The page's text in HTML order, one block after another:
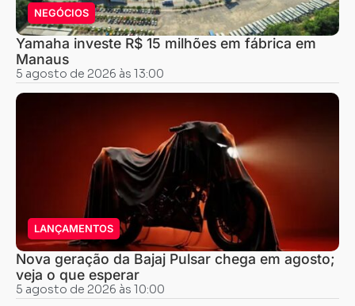
NEGÓCIOS
Yamaha investe R$ 15 milhões em fábrica em
Manaus
5 agosto de 2026 às 13:00
LANÇAMENTOS
Nova geração da Bajaj Pulsar chega em agosto;
veja o que esperar
5 agosto de 2026 às 10:00